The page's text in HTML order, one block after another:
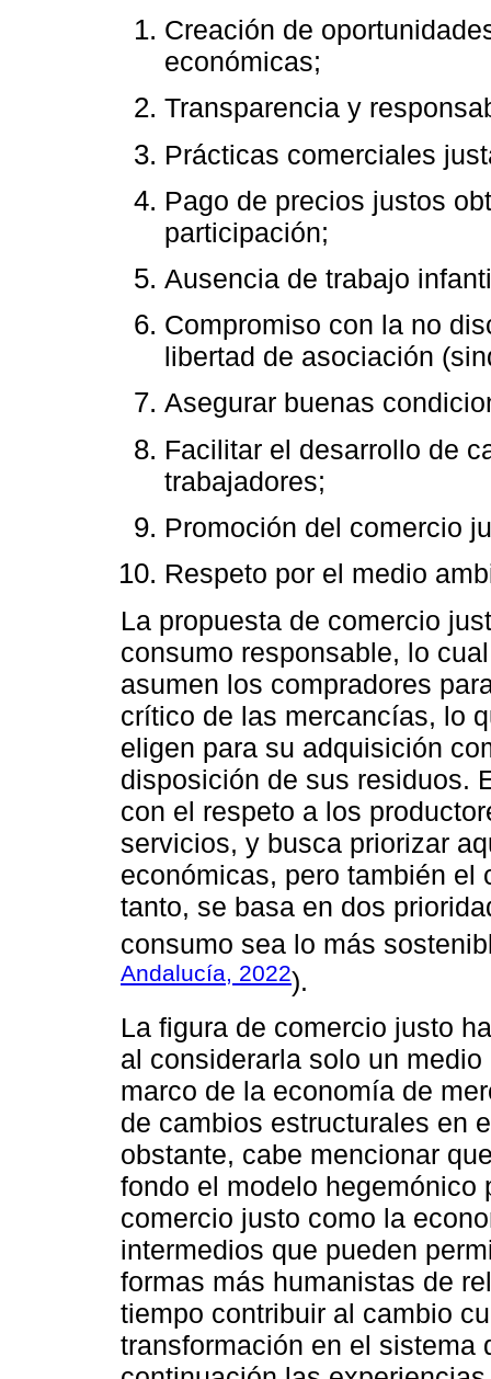
Creación de
económicas;
Transparencia y
Prácticas comerciales
Pago de precios justos
participación;
Ausencia de trabajo
Compromiso con la no
libertad de asociación
Asegurar buenas
Facilitar el desarrollo de
trabajadores;
Promoción del comercio
Respeto por el medio
La propuesta de comercio
consumo responsable, lo
asumen los compradores
crítico de las mercancías, lo
eligen para su adquisición
disposición de sus residuos.
con el respeto a los
servicios, y busca priorizar
económicas, pero también el
tanto, se basa en dos
consumo sea lo más
Andalucía, 2022).
La figura de comercio justo
al considerarla solo un
marco de la economía de
de cambios estructurales en
obstante, cabe mencionar
fondo el modelo hegemónico
comercio justo como la
intermedios que pueden
formas más humanistas de
tiempo contribuir al cambio
transformación en el sistema